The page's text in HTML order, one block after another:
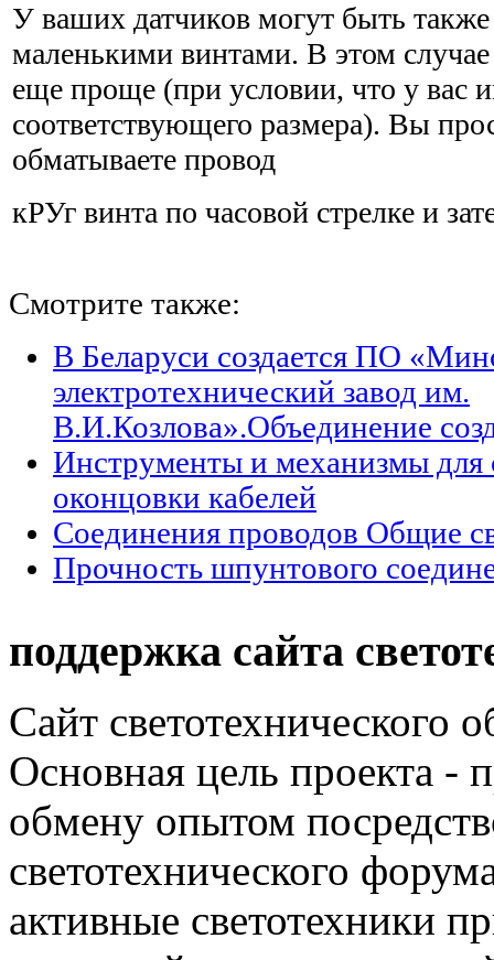
У ваших датчиков могут быть
маленькими винтами. В этом
еще проще (при условии, что у вас
соответствующего размера). Вы
обматываете провод
кРУг винта по часовой стрелке и
Смотрите также:
В Беларуси создается ПО
электротехнический завод им.
В.И.Козлова».Объединение
Инструменты и механизмы для
оконцовки кабелей
Соединения проводов Общие
Прочность шпунтового
поддержка сайта
Сайт светотехнического
Основная цель проекта -
обмену опытом
светотехнического
активные светотехники